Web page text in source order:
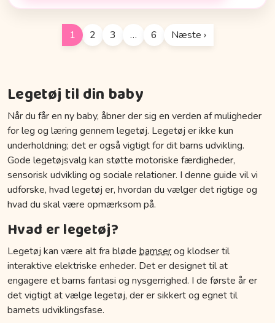
1 2 3 … 6 Næste ›
Legetøj til din baby
Når du får en ny baby, åbner der sig en verden af muligheder
for leg og læring gennem legetøj. Legetøj er ikke kun
underholdning; det er også vigtigt for dit barns udvikling.
Gode legetøjsvalg kan støtte motoriske færdigheder,
sensorisk udvikling og sociale relationer. I denne guide vil vi
udforske, hvad legetøj er, hvordan du vælger det rigtige og
hvad du skal være opmærksom på.
Hvad er legetøj?
Legetøj kan være alt fra bløde bamserog klodser til
interaktive elektriske enheder. Det er designet til at
engagere et barns fantasi og nysgerrighed. I de første år er
det vigtigt at vælge legetøj, der er sikkert og egnet til
barnets udviklingsfase.